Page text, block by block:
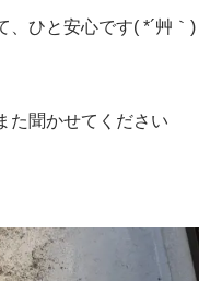
、ひと安心です( *´艸｀)
た聞かせてください